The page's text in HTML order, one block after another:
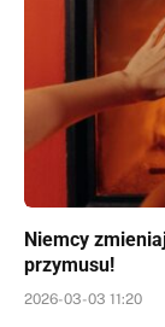
Niemcy
przymusu!
2026-03-03 11:20